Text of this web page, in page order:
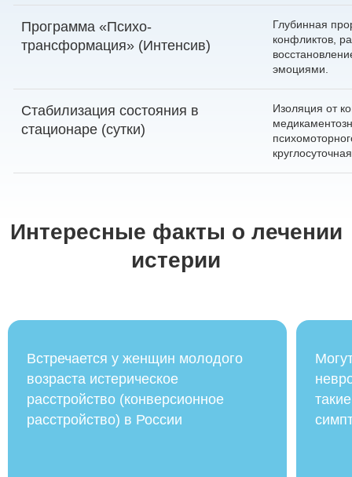
Программа «Психо-
трансформация» (Интенсив)
Глубинная
конфликтов,
эмоциями.
Стабилизация состояния в
стационаре (сутки)
Изоляция от
Интересные факты о лечении
истерии
Встречается у женщин молодого
возраста истерическое
расстройство (конверсионное
расстройство) в России